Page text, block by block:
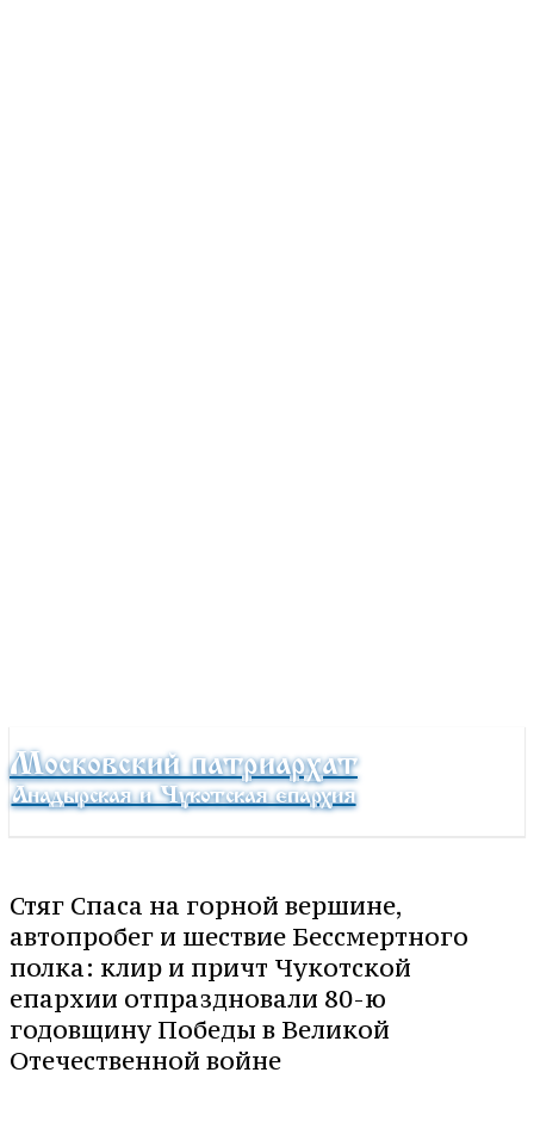
Московский патриархат
Анадырская и Чукотская епархия
Стяг Спаса на горной вершине,
автопробег и шествие Бессмертного
полка: клир и причт Чукотской
епархии отпраздновали 80-ю
годовщину Победы в Великой
Отечественной войне